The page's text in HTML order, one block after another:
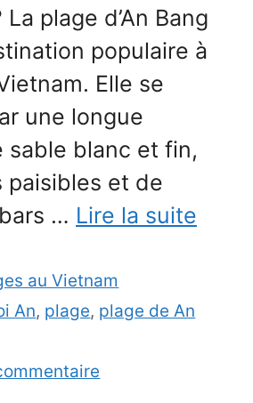
La plage d’An Bang
populaire à
Elle se
une longue
sable blanc et fin,
paisibles et de
… Lire la suite
au Vietnam
An, plage, plage de An